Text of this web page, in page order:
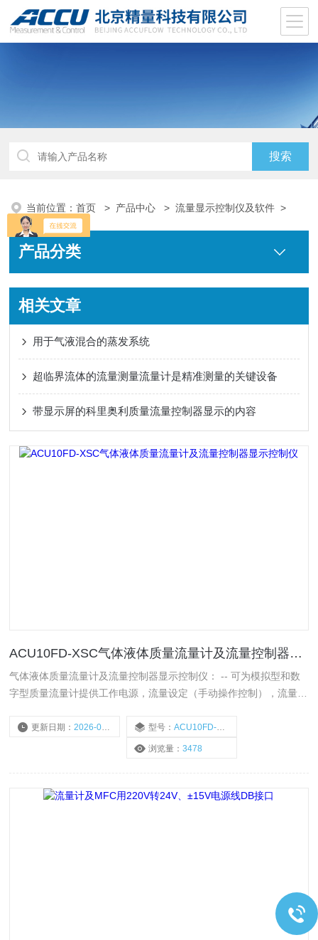
当前位置：首页 > 产品中心 >流量显示控制仪及软件 >
产品分类
相关文章
用于气液混合的蒸发系统
超临界流体的流量测量流量计是精准测量的关键设备
带显示屏的科里奥利质量流量控制器显示的内容
ACU10FD-XSC气体液体质量流量计及流量控制器显示控制仪
气体液体质量流量计及流量控制器显示控制仪： -- 可为模拟型和数
字型质量流量计提供工作电源，流量设定（手动操作控制），流量显
量流量控制器(MFC)配套使用。 -- 同时也可以与其他型号的质量流
量器配合使用。使用方便，嵌入式/台式安装可选，精致美观。
更新日期：2026-05-20 型号： ACU10FD-XSC
浏览量： 3478